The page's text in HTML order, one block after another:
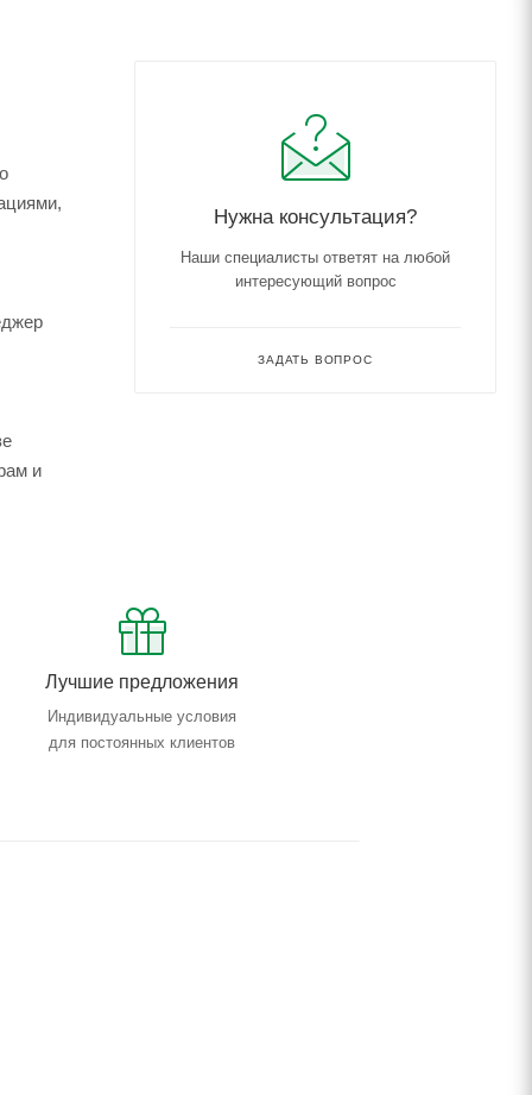
и
Лучшие предложения
Индивидуальные условия
для постоянных клиентов
Нужна консультация?
Наши специалисты ответят на любой
интересующий вопрос
ЗАДАТЬ ВОПРОС